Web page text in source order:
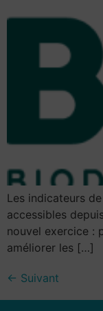
Les indicateurs
accessibles
nouvel exercice :
améliorer les […]
← Suivant